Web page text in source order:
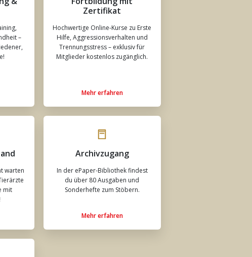
–
Zertifikat
Hochwertige Online-Kurse zu Erste
Hilfe, Aggressionsverhalten und
Trennungsstress – exklusiv für
Mitglieder kostenlos zugänglich.
Mehr erfahren
warten
mit
Archivzugang
In der ePaper-Bibliothek findest
du über 80 Ausgaben und
Sonderhefte zum Stöbern.
Mehr erfahren